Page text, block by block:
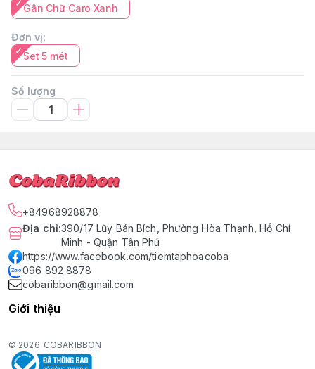
Gân Chữ Caro Xanh
Đơn vị:
Set 5 mét
Số lượng
+84968928878
Địa chỉ:390/17 Lũy Bán Bích, Phường Hòa Thạnh, Hồ Chí
Minh - Quận Tân Phú
https://www.facebook.com/tiemtaphoacoba
096 892 8878
cobaribbon@gmail.com
Giới thiệu
© 2026 COBARIBBON